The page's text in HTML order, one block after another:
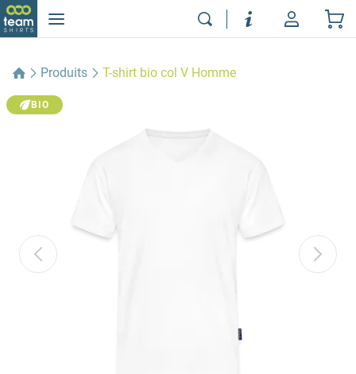
Produits T-shirt bio col V Homme
BIO